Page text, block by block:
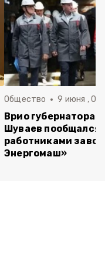
Общество 9 июня ,
Врио губернатора
Шуваев пообщался
работниками
Энергомаш»